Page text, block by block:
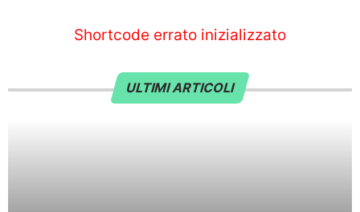
Shortcode errato inizializzato
ULTIMI ARTICOLI